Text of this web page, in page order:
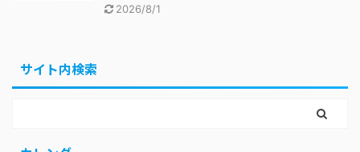
2026/8/1
サイト内検索